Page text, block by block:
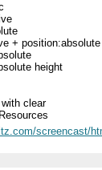
+ position:absolute
height
clear
screencast/